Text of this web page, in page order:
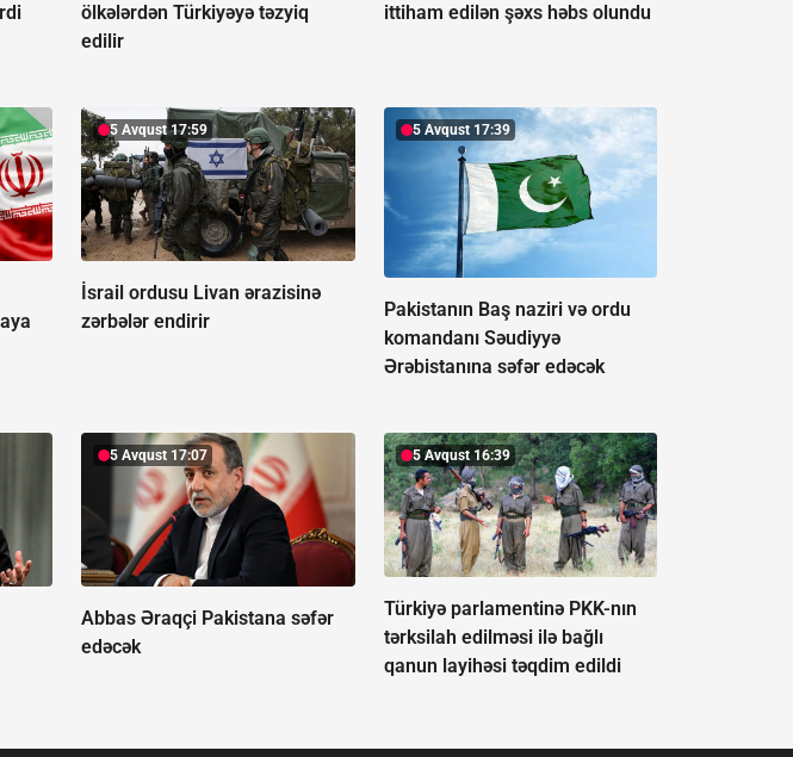
ölkələrdən Türkiyəyə təzyiq
edilir
ittiham edilən şəxs həbs olundu
5 Avqust 17:59
İsrail ordusu Livan ərazisinə
zərbələr endirir
5 Avqust 17:39
Pakistanın Baş naziri və ordu
komandanı Səudiyyə
Ərəbistanına səfər edəcək
5 Avqust 17:07
Abbas Əraqçi Pakistana səfər
edəcək
5 Avqust 16:39
Türkiyə parlamentinə PKK-nın
tərksilah edilməsi ilə bağlı
qanun layihəsi təqdim edildi